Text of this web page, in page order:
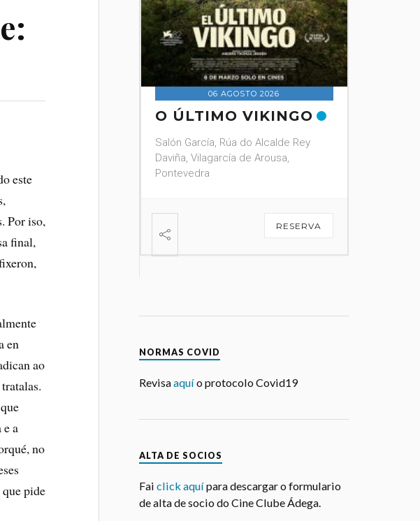
este
Por iso,
final,
en
ao
a
no
pide
07 AGOSTO 2026
FESTA TEX MEX 19:00
Parque Botánico Enrique Valdés
(CASTRIÑO)
VER DETALLE
NORMAS COVID
Revisa aquío protocolo Covid19
ALTA DE SOCIOS
Faiclick aquípara descargar o formulario
de alta de socio do Cine Clube Ádega.